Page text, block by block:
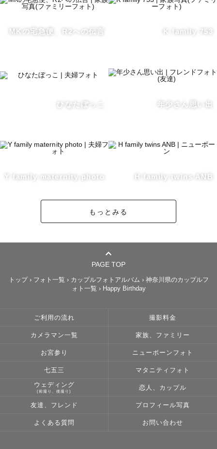
GOOPASS／浅田飴／MARUKO／
あしかがフラワーパーク／とちぎきぶん／
・ベビー＆ママイベントFunfenfant講師
─────────────────────
🔻【お客様の声】🔻
「カメラ目線じゃない表情も素敵でびっくり！」
「指示が的確で、ママも綺麗に撮ってもらえてうれしい」
「とにかくパキパキと撮ってくれるから
負担が少なくてありがたい」
バリエーション豊かな写真を撮ってくれていた！」
といった声をよくいただきます。
負担少なく、
でもしっかりと“残る写真”を
MKの宅急便、R2への伝言 K family 753
ひなたぼっこ 年少さん思い出
Y family maternity photo H family twins ANB
もっとみる
PAGE TOP
トップ› フォト一覧 › カップルフォトアルバム › 神奈川県のカップルフ
ォト一覧 › Happy Birthday
ご利用の流れ 撮影料金
カメラマン一覧 家族、ファミリー
お宮参り ニューボーンフォト
七五三 マタニティフォト
ウェディング
(前撮り、後撮り)
恋人、カップル
友達、フレンド プロフィール写真
よくある質問 お問い合わせ